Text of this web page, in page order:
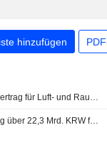
hinzufügen
Sphere verlängert Liefervertrag für Luft- und Raumfahrt mit US-Kunden
Sphere sichert sich Auftrag über 22,3 Mrd. KRW für Speziallegierungs-Rohstoffe